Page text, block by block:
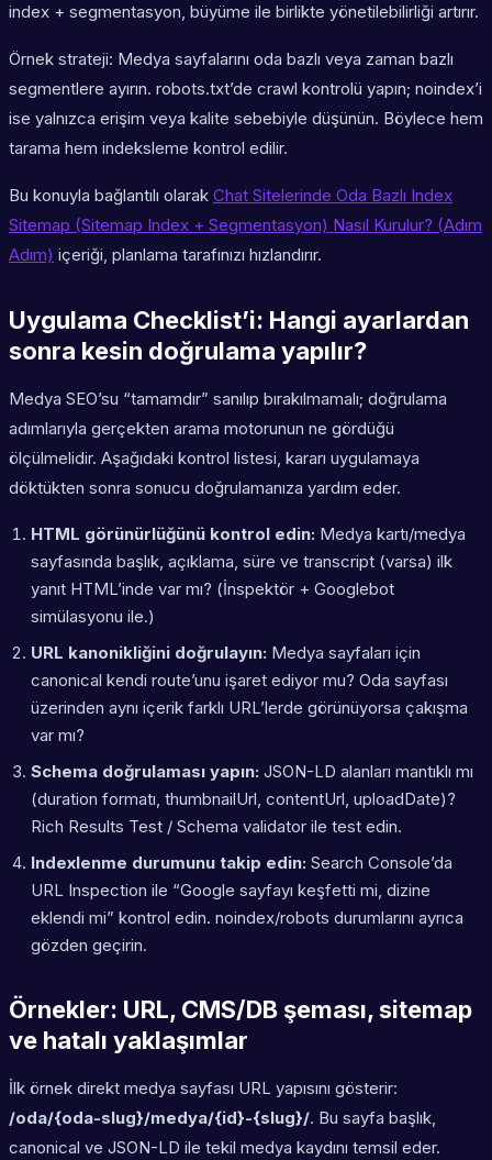
index + segmentasyon, büyüme ile birlikte yönetilebilirliği artırır.
Örnek strateji: Medya sayfalarını oda bazlı veya zaman bazlı
segmentlere ayırın. robots.txt’de crawl kontrolü yapın; noindex’i
ise yalnızca erişim veya kalite sebebiyle düşünün. Böylece hem
tarama hem indeksleme kontrol edilir.
Bu konuyla bağlantılı olarak Chat Sitelerinde Oda Bazlı Index
Sitemap (Sitemap Index + Segmentasyon) Nasıl Kurulur? (Adım
Adım) içeriği, planlama tarafınızı hızlandırır.
Uygulama Checklist’i: Hangi ayarlardan
sonra kesin doğrulama yapılır?
Medya SEO’su “tamamdır” sanılıp bırakılmamalı; doğrulama
adımlarıyla gerçekten arama motorunun ne gördüğü
ölçülmelidir. Aşağıdaki kontrol listesi, kararı uygulamaya
döktükten sonra sonucu doğrulamanıza yardım eder.
HTML görünürlüğünü kontrol edin: Medya kartı/medya
sayfasında başlık, açıklama, süre ve transcript (varsa) ilk
yanıt HTML’inde var mı? (İnspektör + Googlebot
simülasyonu ile.)
URL kanonikliğini doğrulayın: Medya sayfaları için
canonical kendi route’unu işaret ediyor mu? Oda sayfası
üzerinden aynı içerik farklı URL’lerde görünüyorsa çakışma
var mı?
Schema doğrulaması yapın: JSON-LD alanları mantıklı mı
(duration formatı, thumbnailUrl, contentUrl, uploadDate)?
Rich Results Test / Schema validator ile test edin.
Indexlenme durumunu takip edin: Search Console’da
URL Inspection ile “Google sayfayı keşfetti mi, dizine
eklendi mi” kontrol edin. noindex/robots durumlarını ayrıca
gözden geçirin.
Örnekler: URL, CMS/DB şeması, sitemap
ve hatalı yaklaşımlar
İlk örnek direkt medya sayfası URL yapısını gösterir:
/oda/{oda-slug}/medya/{id}-{slug}/. Bu sayfa başlık,
canonical ve JSON-LD ile tekil medya kaydını temsil eder.